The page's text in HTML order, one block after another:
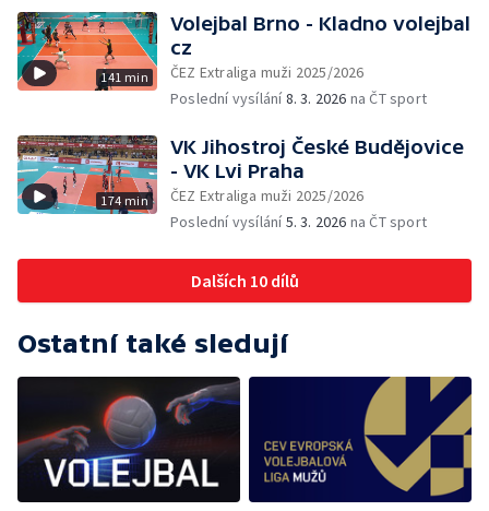
141 min
Volejbal Brno - Kladno volejbal
cz
ČEZ Extraliga muži 2025/2026
Poslední vysílání8. 3. 2026 na ČT sport
174 min
VK Jihostroj České Budějovice
- VK Lvi Praha
ČEZ Extraliga muži 2025/2026
Poslední vysílání5. 3. 2026 na ČT sport
Dalších 10 dílů
Ostatní také sledují